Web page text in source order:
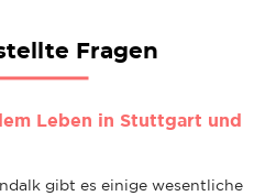
Fragen
Leben in Stuttgart und
gibt es einige wesentliche